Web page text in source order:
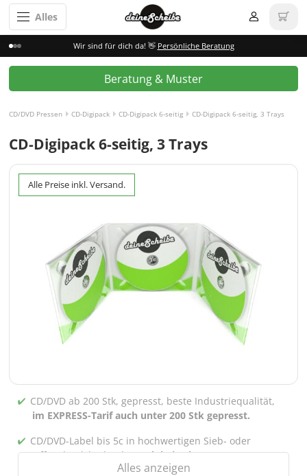
Alles
Wir sind für dich da! 👋 Persönliche Beratung
Beratung & Muster
CD/DVD Pressen CD-Digipack CD-Digipack 6-seitig CD-Digipack 6-seitig, 3 Trays
CD-Digipack 6-seitig, 3 Trays
Alle Preise inkl. Versand.
CD/DVD ab 200 Stk, gepresst, beste Industriequalität,
im EXPRESS-Tarif auch unter 200 Stk gepresst.
CD/DVD-Label bis 5c in hochwertigen Sieb- oder
Offsetdruck bedruckt,auch bei gebrannten CDs/DVDs
Alles anzeigen